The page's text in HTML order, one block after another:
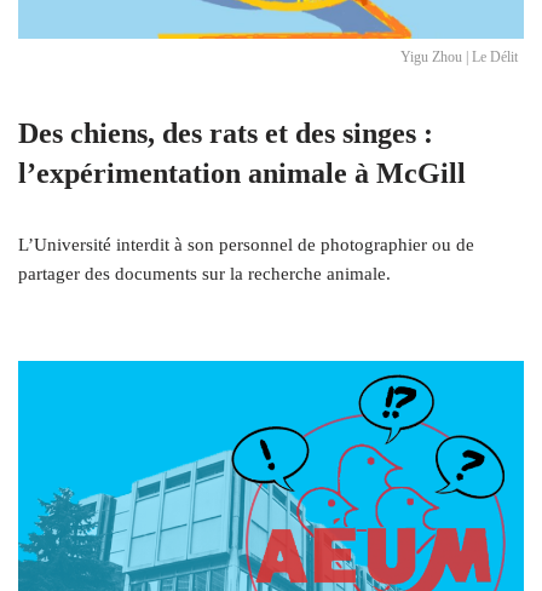
Yigu Zhou | Le Délit
Des chiens, des rats et des singes :
l’expérimentation animale à McGill
L’Université interdit à son personnel de photographier ou de
partager des documents sur la recherche animale.